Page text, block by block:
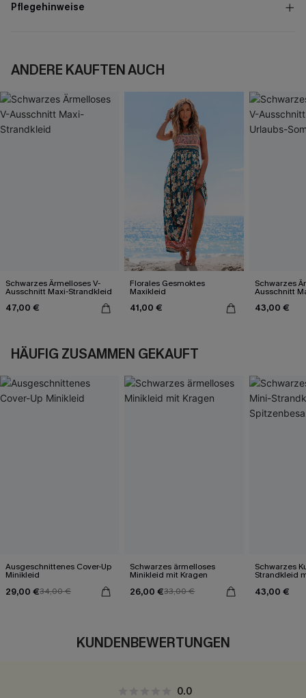
Pflegehinweise
ANDERE KAUFTEN AUCH
Schwarzes Ärmelloses V-
Ausschnitt Maxi-Strandkleid
47,00 €
Florales Gesmoktes
Maxikleid
41,00 €
Schwarzes
Ausschnitt
43,00 €
HÄUFIG ZUSAMMEN GEKAUFT
Ausgeschnittenes Cover-Up
Minikleid
29,00 €34,00 €
Schwarzes ärmelloses
Minikleid mit Kragen
26,00 €33,00 €
Schwarzes
Strandkleid
43,00 €
KUNDENBEWERTUNGEN
0.0